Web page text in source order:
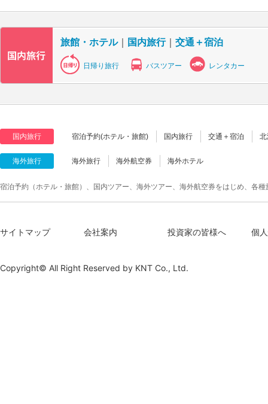
旅館・ホテル｜ 国内旅行｜ 交通＋宿泊
日帰り旅行 バスツアー レンタカー
国内旅行 宿泊予約(ホテル・旅館) 国内旅行 交通＋宿泊
海外旅行 海外旅行 海外航空券 海外ホテル
宿泊予約（ホテル・旅館）、国内ツアー、海外ツアー、海外航空券をはじめ、各
サイトマップ 会社案内 投資家の皆様へ 個
Copyright© All Right Reserved by KNT Co., Ltd.